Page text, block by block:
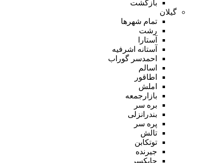
بازگشت
گیلان
تمام شهر‌ها
رشت
آستارا
آستانه اشرفیه
احمدسر گوراب
اسالم
اطاقور
املش
بازارجمعه
بره سر
بندرانزلی
پره سر
تالش
توتکابن
جیرنده
چابکسر